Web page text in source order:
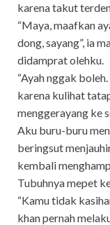
karena takut
“Maya, maafkan
dong, sayang”, ia
didamprat olehku.
“Ayah nggak
karena kulihat
menggerayang ke
Aku buru-buru
beringsut
kembali
Tubuhnya mepet
“Kamu tidak
khan pernah